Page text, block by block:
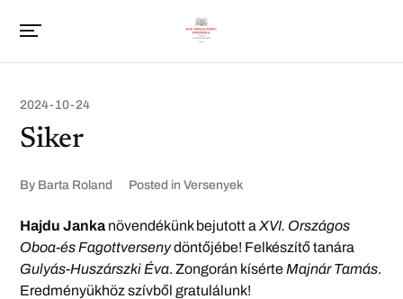
2024-10-24
Siker
By Barta Roland Posted in Versenyek
Hajdu Jankanövendékünk bejutott aXVI. Országos
Oboa-és Fagottversenydöntőjébe! Felkészítő tanára
Gulyás-Huszárszki Éva. Zongorán kísérte Majnár Tamás.
Eredményükhöz szívből gratulálunk!